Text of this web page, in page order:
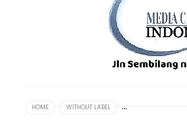
HOME WITHOUT LABEL